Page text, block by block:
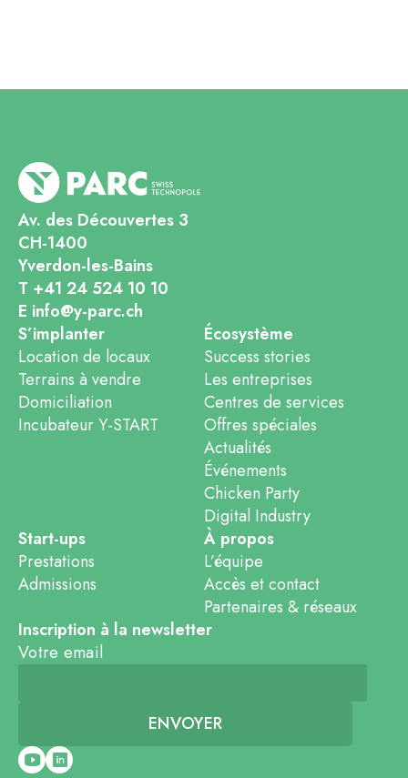
Av. des Découvertes 3
CH-1400
Yverdon-les-Bains
T +41 24 524 10 10
E info@y-parc.ch
S’implanter
Location de locaux
Terrains à vendre
Domiciliation
Incubateur Y-START
Écosystème
Success stories
Les entreprises
Centres de services
Offres spéciales
Actualités
Événements
Chicken Party
Digital Industry
Start-ups
Prestations
Admissions
À propos
L’équipe
Accès et contact
Partenaires & réseaux
Inscription à la newsletter
Votre email